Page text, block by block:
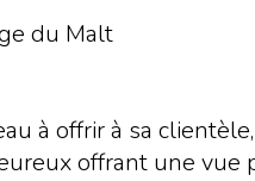
à offrir à sa
offrant une vue